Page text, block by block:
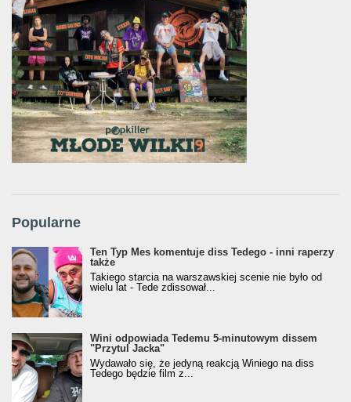
Popularne
Ten Typ Mes komentuje diss Tedego - inni raperzy
także
Takiego starcia na warszawskiej scenie nie było od
wielu lat - Tede zdissował...
Wini odpowiada Tedemu 5-minutowym dissem
"Przytul Jacka"
Wydawało się, że jedyną reakcją Winiego na diss
Tedego będzie film z...